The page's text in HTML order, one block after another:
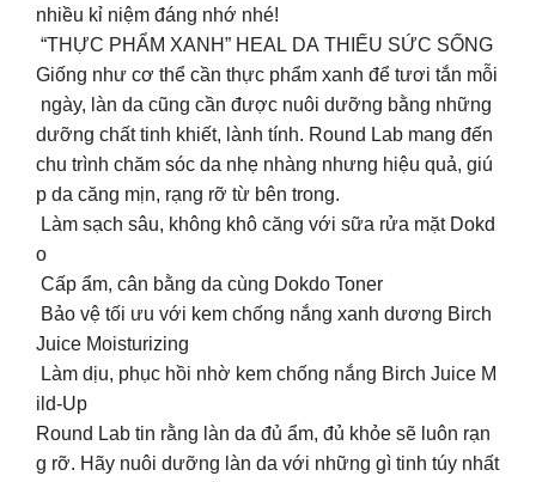
nhiều kỉ niệm đáng nhớ nhé!
“THỰC PHẨM XANH” HEAL DA THIẾU SỨC SỐNG
Giống như cơ thể cần thực phẩm xanh để tươi tắn mỗi
ngày, làn da cũng cần được nuôi dưỡng bằng những
dưỡng chất tinh khiết, lành tính. Round Lab mang đến
chu trình chăm sóc da nhẹ nhàng nhưng hiệu quả, giú
p da căng mịn, rạng rỡ từ bên trong.
Làm sạch sâu, không khô căng với sữa rửa mặt Dokd
o
Cấp ẩm, cân bằng da cùng Dokdo Toner
Bảo vệ tối ưu với kem chống nắng xanh dương Birch
Juice Moisturizing
Làm dịu, phục hồi nhờ kem chống nắng Birch Juice M
ild-Up
Round Lab tin rằng làn da đủ ẩm, đủ khỏe sẽ luôn rạn
g rỡ. Hãy nuôi dưỡng làn da với những gì tinh túy nhất